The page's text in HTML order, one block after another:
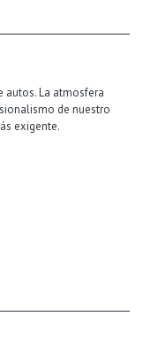
La atmosfera
de nuestro
exigente.